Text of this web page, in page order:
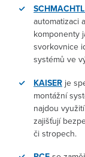
SCHMACHTL
automatizaci
komponenty
svorkovnice
systémů ve
KAISER je
montážní
najdou
zajišťují
či stropech.